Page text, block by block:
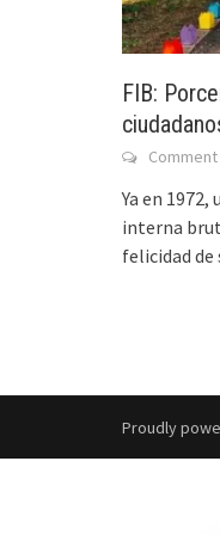
FIB:
Comment
Ya en
interna
felicidad de
Proudly